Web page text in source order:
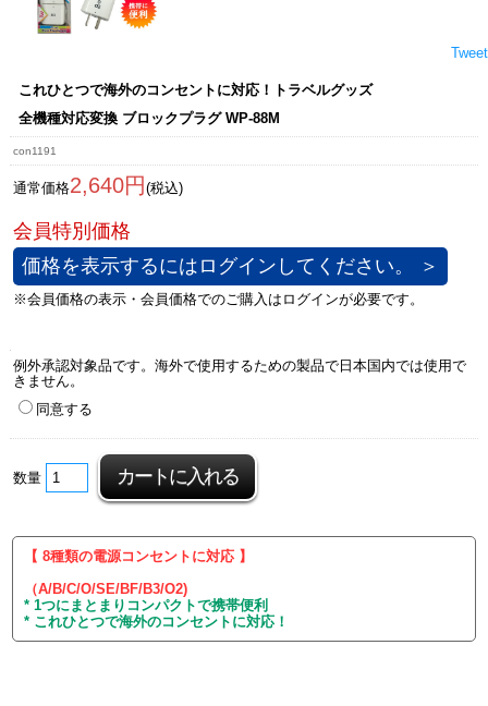
Tweet
これひとつで海外のコンセントに対応！トラベルグッズ
全機種対応変換 ブロックプラグ WP-88M
con1191
通常価格2,640円 (税込)
価格を表示するにはログインしてください。 ＞
例外承認対象品です。海外で使用するための製品で日本国内では使用で
きません。
同意する
数量
【 8種類の電源コンセントに対応 】
（A/B/C/O/SE/BF/B3/O2)
* 1つにまとまりコンパクトで携帯便利
* これひとつで海外のコンセントに対応！